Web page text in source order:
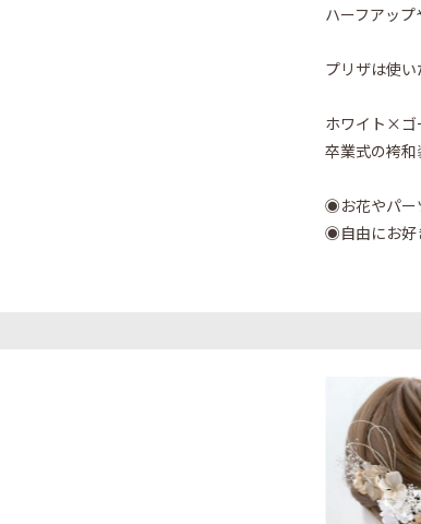
ハーフアッ
プリザは使
ホワイト×ゴ
卒業式の袴和
◉お花やパー
◉自由にお好